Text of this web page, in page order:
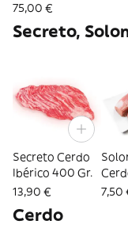
75,00 €
Secreto,
Secreto Cerdo
Ibérico 400 Gr.
13,90 €
7,50
Cerdo